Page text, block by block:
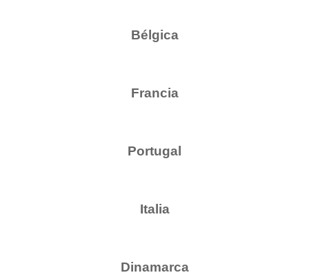
Bélgica
Francia
Portugal
Italia
Dinamarca